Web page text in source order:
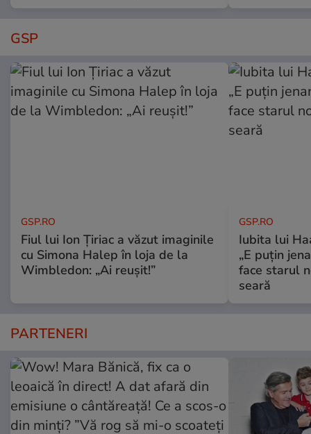
GSP
GSP.RO
Fiul lui Ion Țiriac a văzut imaginile
cu Simona Halep în loja de la
Wimbledon: „Ai reușit!”
GSP.RO
Iubita lui
„E puțin
face starul
seară
PARTENERI